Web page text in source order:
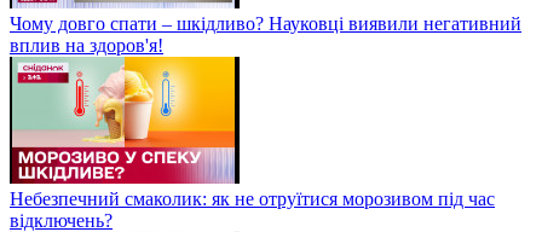
Чому довго спати – шкідливо? Науковці виявили негативний
вплив на здоров'я!
Небезпечний смаколик: як не отруїтися морозивом під час
відключень?